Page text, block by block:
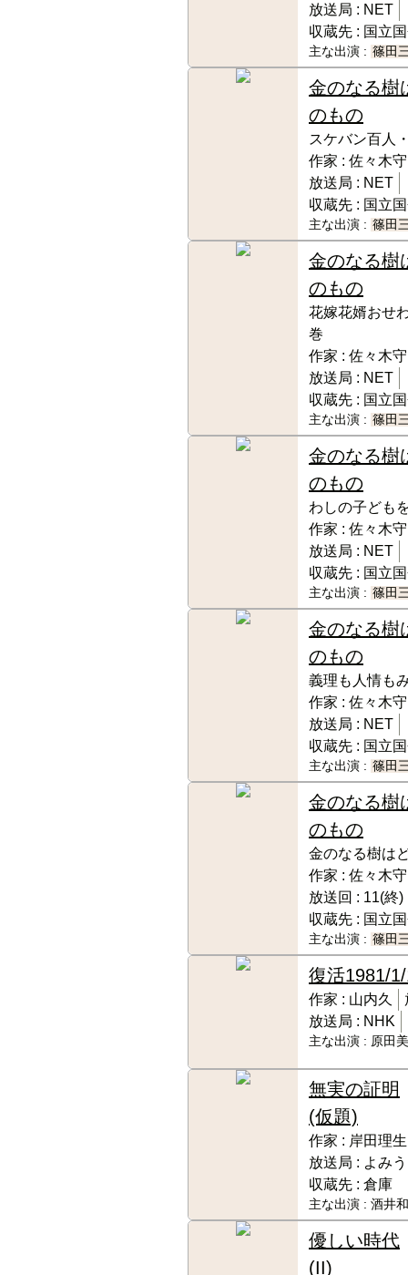
放送局 : NET
収蔵先 : 国立
主な出演 : 篠田
金のなる樹
のもの
スケバン百人
作家 : 佐々木守
放送局 : NET
収蔵先 : 国立
主な出演 : 篠田
金のなる樹
のもの
花嫁花婿おせ
巻
作家 : 佐々木守
放送局 : NET
収蔵先 : 国立
主な出演 : 篠田
金のなる樹
のもの
わしの子ども
作家 : 佐々木守
放送局 : NET
収蔵先 : 国立
主な出演 : 篠田
金のなる樹
のもの
義理も人情も
作家 : 佐々木守
放送局 : NET
収蔵先 : 国立
主な出演 : 篠田
金のなる樹
のもの
金のなる樹は
作家 : 佐々木守
放送回 : 11(終)
収蔵先 : 国立
主な出演 : 篠田
復活1981/
作家 : 山内久
放送局 : NHK
主な出演 : 原田
無実の証明
(仮題)
作家 : 岸田理生
放送局 : よみ
収蔵先 : 倉庫
主な出演 : 酒井
優しい時代
(II)